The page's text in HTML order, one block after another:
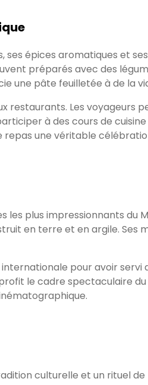
épices aromatiques et
préparés avec des
une pâte feuilletée à de la
restaurants. Les voyageurs
à des cours de
une véritable
les plus impressionnants
en terre et en argile. Ses
pour avoir
le cadre spectaculaire
culturelle et un rituel